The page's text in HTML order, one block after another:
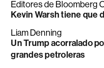
Editores de Bloomberg
Kevin Warsh tiene que
Liam Denning
Un Trump acorralado
grandes petroleras